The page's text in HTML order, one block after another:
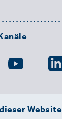
Website